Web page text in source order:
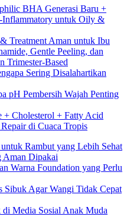
BHA Generasi Baru +
Inflammatory untuk Oily &
Treatment Aman untuk Ibu
Gentle Peeling, dan
Trimester-Based
Sering Disalahartikan
pH Pembersih Wajah Penting
+ Cholesterol + Fatty Acid
di Cuaca Tropis
Rambut yang Lebih Sehat
Aman Dipakai
Warna Foundation yang Perlu
Sibuk Agar Wangi Tidak Cepat
Media Sosial Anak Muda